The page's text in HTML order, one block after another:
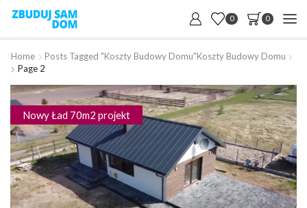
0 0
Home Posts Tagged "koszty Budowy Domu"Koszty Budowy Domu
Page 2
Nowy Ład 70m2 projekt